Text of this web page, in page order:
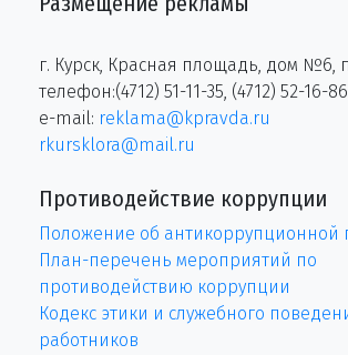
г. Курск, Красная площадь, дом №6,
телефон:(4712) 51-11-35, (4712) 52-16-86
e-mail: reklama@kpravda.ru
rkursklora@mail.ru
Противодействие коррупции
Положение об антикоррупционной
План-перечень мероприятий по
противодействию коррупции
Кодекс этики и служебного
работников